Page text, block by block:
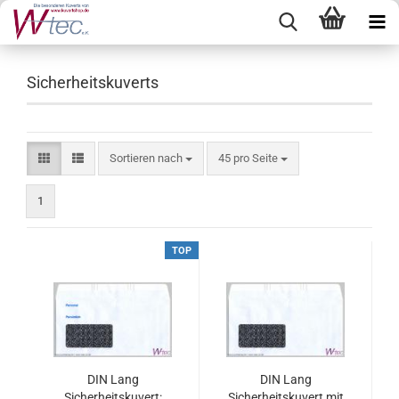
Sicherheitskuverts
Sortieren nach
Sortieren nach 45 pro Seite
pro Seite
1
TOP
DIN Lang
DIN Lang